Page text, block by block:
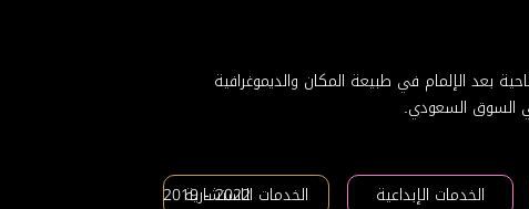
بعد الإلمام في طبيعة المكان والديموغرافية
السوق السعودي.
الخدمات الاستشارية الخدمات الإبداعية 2019 - 2022